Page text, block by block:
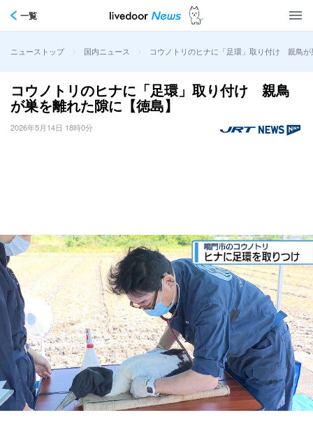
一覧
ニューストップ > 国内ニュース > コウノトリのヒナに「足環」取り付け 親鳥が
コウノトリのヒナに「足環」取り付け 親鳥
が巣を離れた隙に【徳島】
2026年5月14日 18時0分